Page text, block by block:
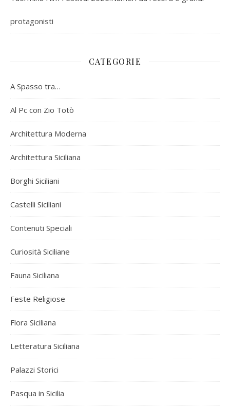
protagonisti
CATEGORIE
A Spasso tra…
Al Pc con Zio Totò
Architettura Moderna
Architettura Siciliana
Borghi Siciliani
Castelli Siciliani
Contenuti Speciali
Curiosità Siciliane
Fauna Siciliana
Feste Religiose
Flora Siciliana
Letteratura Siciliana
Palazzi Storici
Pasqua in Sicilia